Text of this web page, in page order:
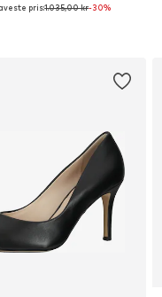
i mange størrelser
pris:1.035,00 kr-30%